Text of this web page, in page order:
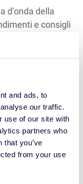
and ads, to
our traffic.
use of our site with
partners who
that you’ve
from your use
d’onda della
e consigli
›